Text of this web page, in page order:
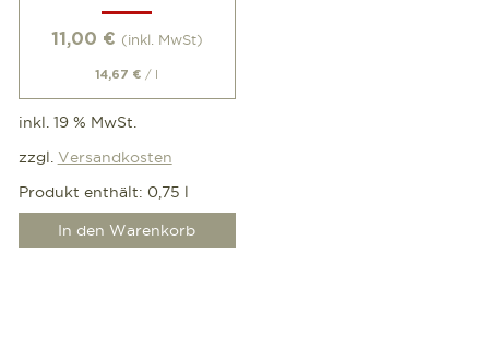
11,00 € (inkl. MwSt)
14,67 € /
inkl. 19 % MwSt.
zzgl. Versandkosten
Produkt enthält: 0,75 l
In den Warenkorb